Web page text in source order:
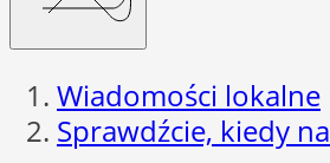
Wiadomości lokalne
Sprawdźcie, kiedy